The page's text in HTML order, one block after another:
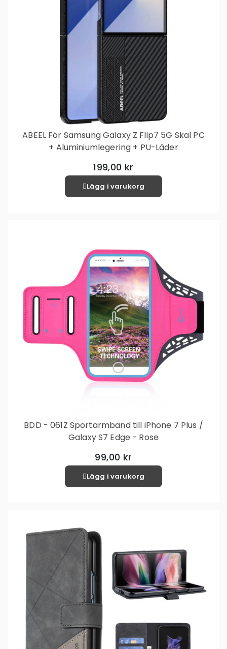
ABEEL För Samsung Galaxy Z Flip7 5G Skal PC
+ Aluminiumlegering + PU-Läder
199,00 kr
Lägg i varukorg
BDD - 061Z Sportarmband till iPhone 7 Plus /
Galaxy S7 Edge - Rose
99,00 kr
Lägg i varukorg